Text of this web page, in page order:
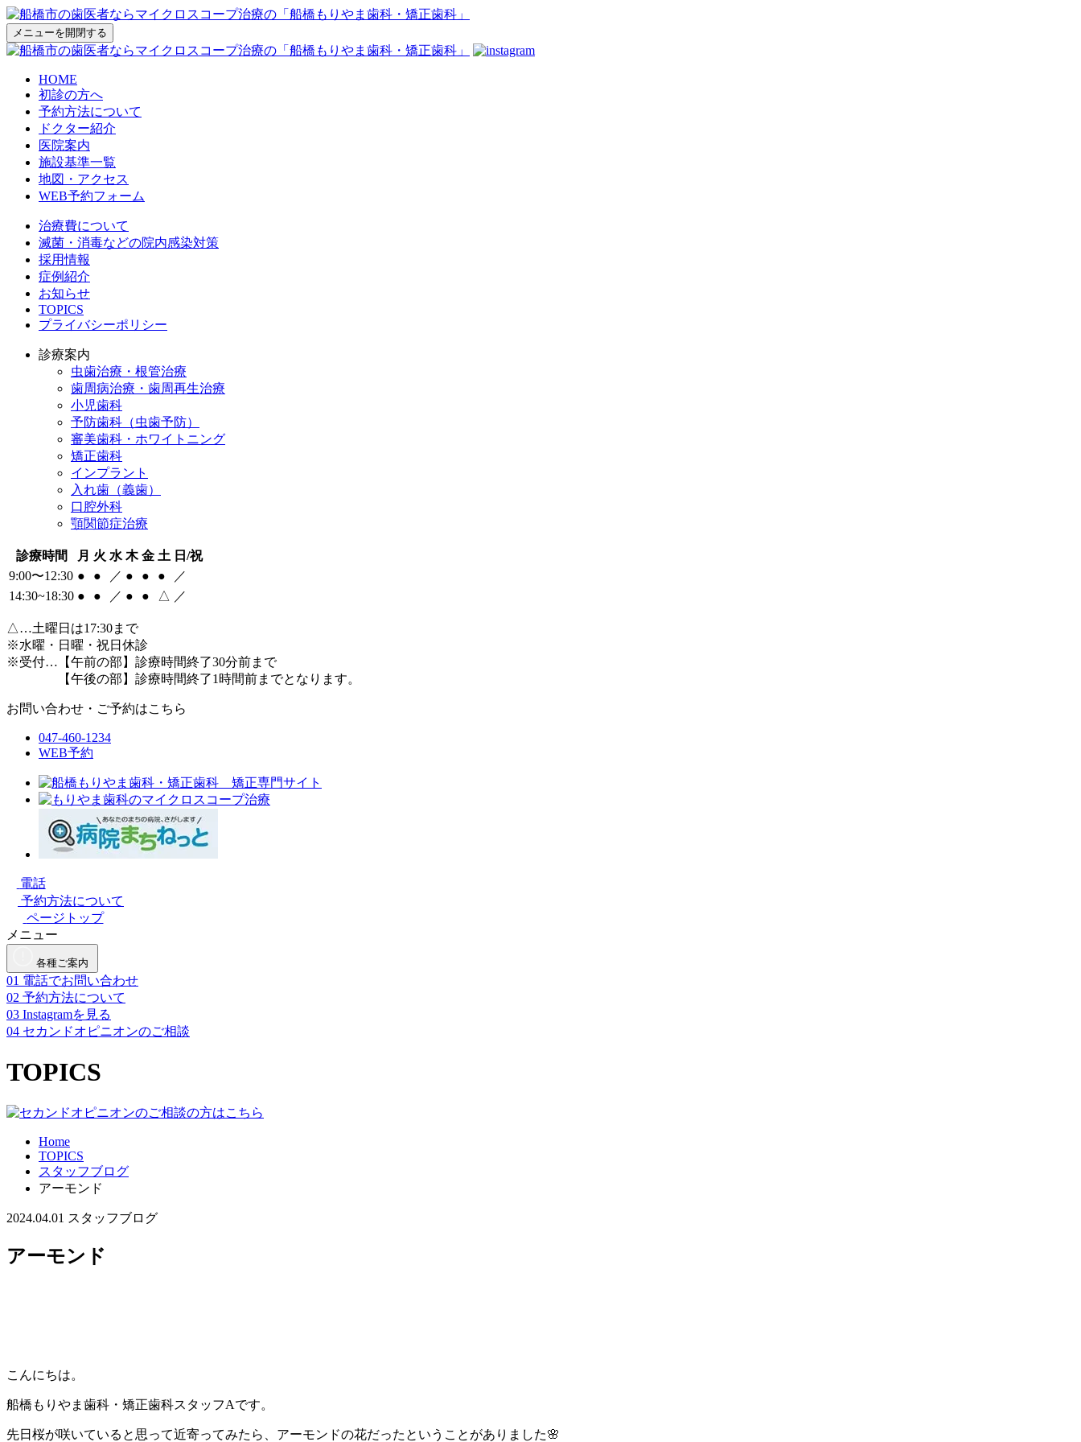
メニューを開閉する
HOME
初診の方へ
予約方法について
ドクター紹介
医院案内
施設基準一覧
地図・アクセス
WEB予約フォーム
治療費について
滅菌・消毒などの院内感染対策
採用情報
症例紹介
お知らせ
TOPICS
プライバシーポリシー
診療案内
虫歯治療・根管治療
歯周病治療・歯周再生治療
小児歯科
予防歯科（虫歯予防）
審美歯科・ホワイトニング
矯正歯科
インプラント
入れ歯（義歯）
口腔外科
顎関節症治療
診療時間 月 火 水 木 金 土 日/祝
9:00〜12:30 ● ● ／ ● ● ●
／
14:30~18:30 ● ● ／ ● ● △ ／
△…土曜日は17:30まで
※水曜・日曜・祝日休診
※受付…【午前の部】診療時間終了30分前まで
【午後の部】診療時間終了1時間前までとなります。
お問い合わせ・ご予約はこちら
047-460-1234
WEB予約
電話
予約方法について
ページトップ
メニュー
各種ご案内
01 電話でお問い合わせ
02 予約方法について
03 Instagramを見る
04 セカンドオピニオンのご相談
TOPICS
Home
TOPICS
スタッフブログ
アーモンド
2024.04.01 スタッフブログ
アーモンド
こんにちは。
船橋もりやま歯科・矯正歯科スタッフAです。
先日桜が咲いていると思って近寄ってみたら、アーモンドの花だったということがありました🌸